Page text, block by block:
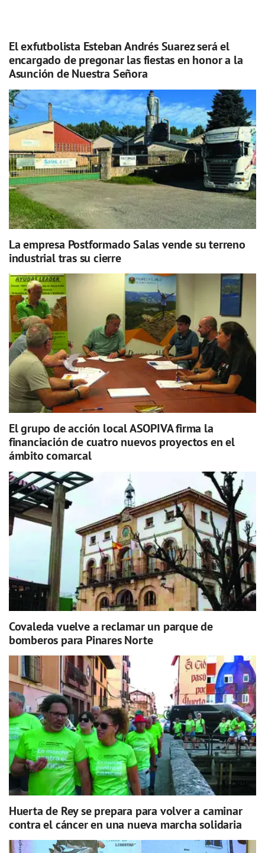
El exfutbolista Esteban Andrés Suarez será el
encargado de pregonar las fiestas en honor a la
Asunción de Nuestra Señora
La empresa Postformado Salas vende su terreno
industrial tras su cierre
El grupo de acción local ASOPIVA firma la
financiación de cuatro nuevos proyectos en el
ámbito comarcal
Covaleda vuelve a reclamar un parque de
bomberos para Pinares Norte
Huerta de Rey se prepara para volver a caminar
contra el cáncer en una nueva marcha solidaria